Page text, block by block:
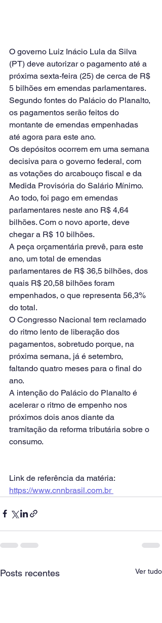
O governo Luiz Inácio Lula da Silva
(PT) deve autorizar o pagamento até a
próxima sexta-feira (25) de cerca de R$
5 bilhões em emendas parlamentares.
Segundo fontes do Palácio do Planalto,
os pagamentos serão feitos do
montante de emendas empenhadas
até agora para este ano.
Os depósitos ocorrem em uma semana
decisiva para o governo federal, com
as votações do arcabouço fiscal e da
Medida Provisória do Salário Mínimo.
Ao todo, foi pago em emendas
parlamentares neste ano R$ 4,64
bilhões. Com o novo aporte, deve
chegar a R$ 10 bilhões.
A peça orçamentária prevê, para este
ano, um total de emendas
parlamentares de R$ 36,5 bilhões, dos
quais R$ 20,58 bilhões foram
empenhados, o que representa 56,3%
do total.
O Congresso Nacional tem reclamado
do ritmo lento de liberação dos
pagamentos, sobretudo porque, na
próxima semana, já é setembro,
faltando quatro meses para o final do
ano.
A intenção do Palácio do Planalto é
acelerar o ritmo de empenho nos
próximos dois anos diante da
tramitação da reforma tributária sobre o
consumo.
Link de referência da matéria:
https://www.cnnbrasil.com.br
Posts recentes Ver tudo